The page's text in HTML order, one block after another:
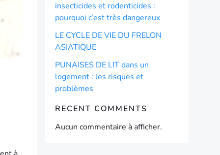
insecticides et rodenticides :
pourquoi c’est très dangereux
LE CYCLE DE VIE DU FRELON
ASIATIQUE
PUNAISES DE LIT dans un
logement : les risques et
problèmes
RECENT COMMENTS
Aucun commentaire à afficher.